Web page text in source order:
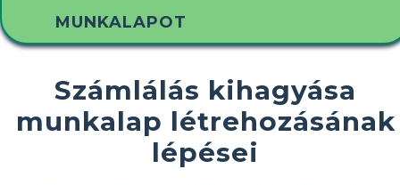
MUNKALAPOT
Számlálás kihagyása
munkalap létrehozásának
lépései